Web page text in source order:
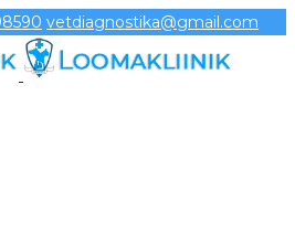
vetdiagnostika@gmail.com